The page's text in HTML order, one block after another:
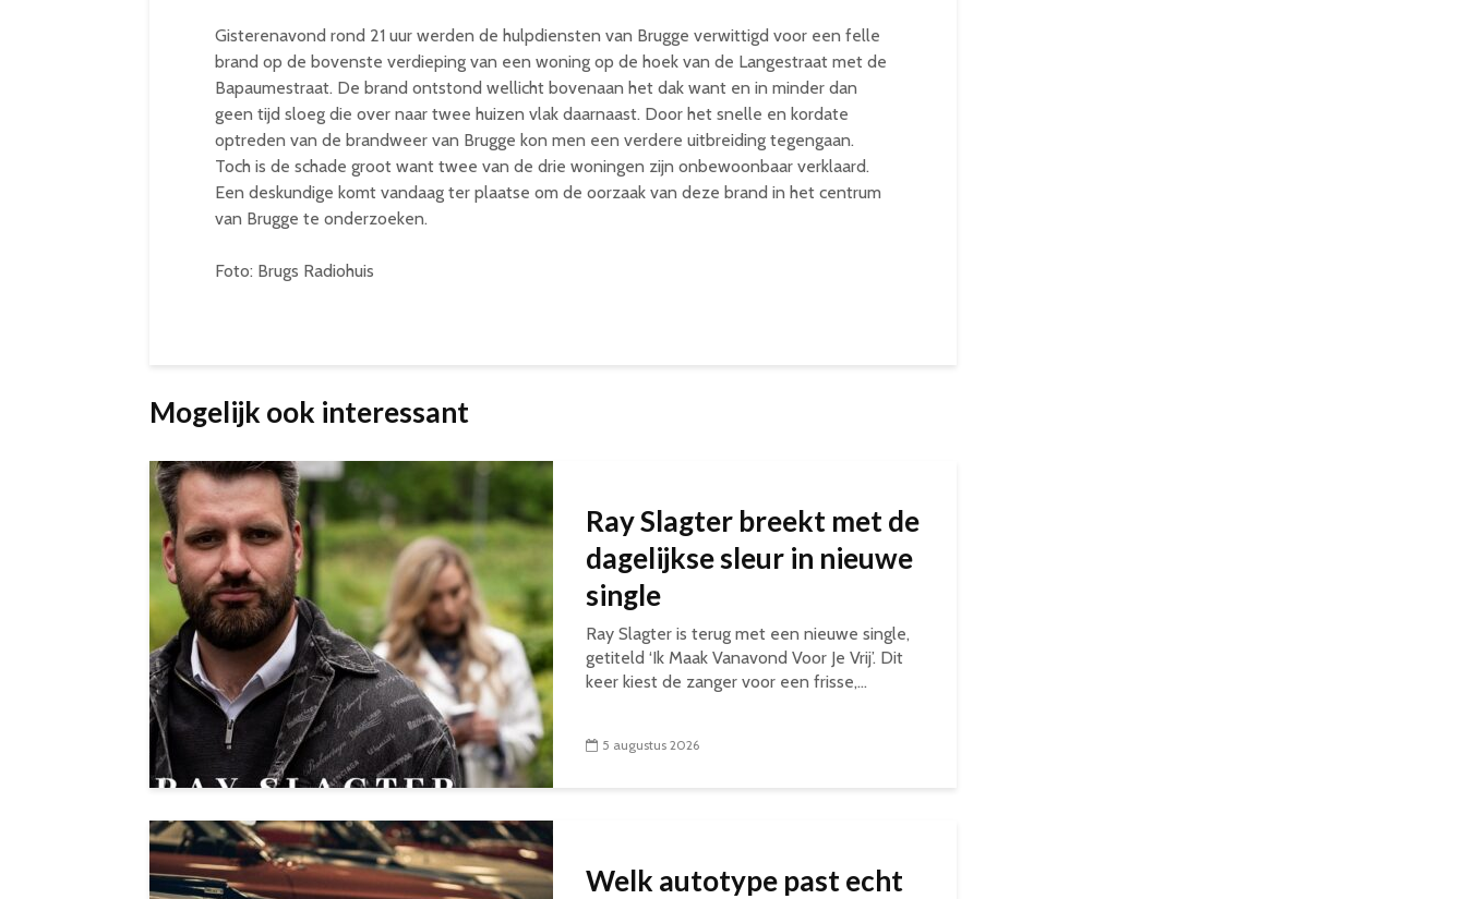
Gisterenavond rond 21 uur werden de hulpdiensten van Brugge verwittigd voor een felle
brand op de bovenste verdieping van een woning op de hoek van de Langestraat met de
Bapaumestraat. De brand ontstond wellicht bovenaan het dak want en in minder dan
geen tijd sloeg die over naar twee huizen vlak daarnaast. Door het snelle en kordate
optreden van de brandweer van Brugge kon men een verdere uitbreiding tegengaan.
Toch is de schade groot want twee van de drie woningen zijn onbewoonbaar verklaard.
Een deskundige komt vandaag ter plaatse om de oorzaak van deze brand in het centrum
van Brugge te onderzoeken.
Foto: Brugs Radiohuis
Mogelijk ook interessant
Ray Slagter breekt met de
dagelijkse sleur in nieuwe
single
Ray Slagter is terug met een nieuwe single,
getiteld ‘Ik Maak Vanavond Voor Je Vrij’. Dit
keer kiest de zanger voor een frisse,...
5 augustus 2026
Welk autotype past echt